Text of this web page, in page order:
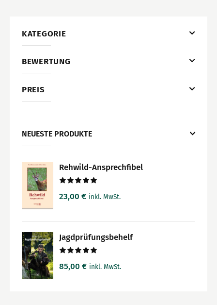
KATEGORIE
BEWERTUNG
PREIS
NEUESTE PRODUKTE
Rehwild-Ansprechfibel
mit5.00
23,00 € inkl. MwSt.
Jagdprüfungsbehelf
mit5.00
85,00 € inkl. MwSt.